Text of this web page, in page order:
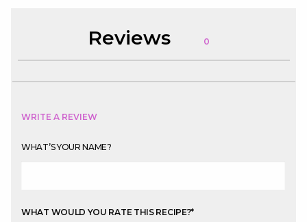
Reviews 0
WRITE A REVIEW
WHAT’S YOUR NAME?
WHAT WOULD YOU RATE THIS RECIPE?*